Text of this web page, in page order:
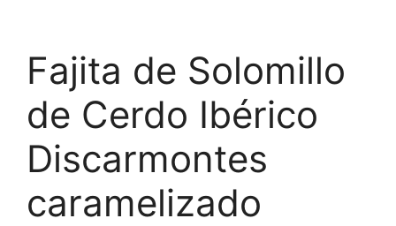
Fajita de Solomillo
de Cerdo Ibérico
Discarmontes
caramelizado